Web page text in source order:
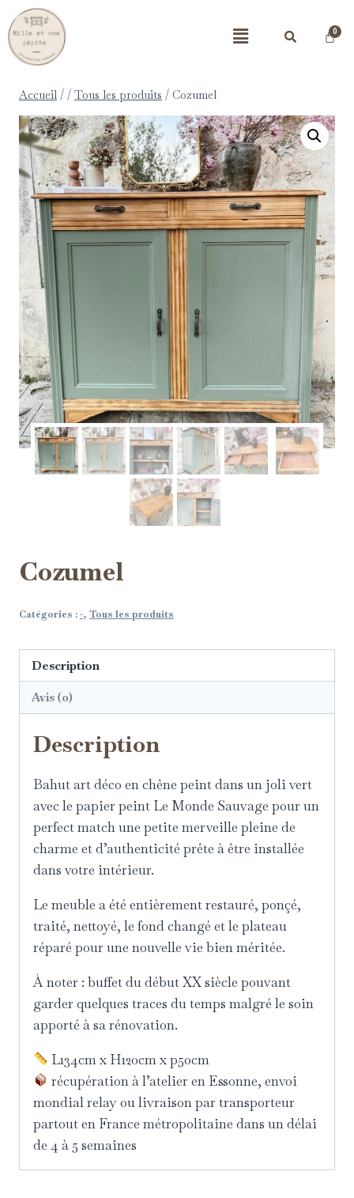
Accueil / / Tous les produits / Cozumel
Cozumel
Catégories :-, Tous les produits
Description
Avis (0)
Description
Bahut art déco en chêne peint dans un joli vert
avec le papier peint Le Monde Sauvage pour un
perfect match une petite merveille pleine de
charme et d’authenticité prête à être installée
dans votre intérieur.
Le meuble a été entièrement restauré, ponçé,
traité, nettoyé, le fond changé et le plateau
réparé pour une nouvelle vie bien méritée.
À noter : buffet du début XX siècle pouvant
garder quelques traces du temps malgré le soin
apporté à sa rénovation.
L134cm x H120cm x p50cm
récupération à l’atelier en Essonne, envoi
mondial relay ou livraison par transporteur
partout en France métropolitaine dans un délai
de 4 à 5 semaines